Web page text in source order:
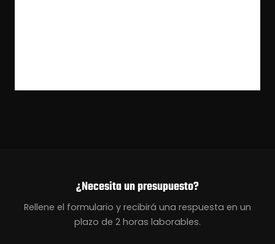
¿Necesita un presupuesto?
Rellene el formulario y recibirá una respuesta en un
plazo de 2 horas laborables.